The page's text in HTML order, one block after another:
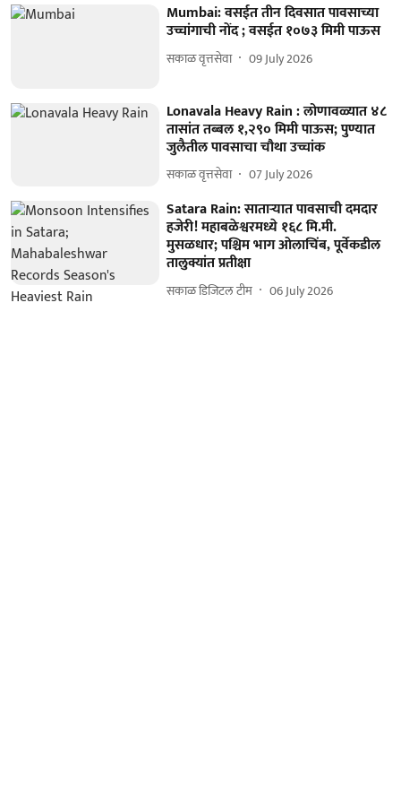
Mumbai: वसईत तीन दिवसात पावसाच्या
उच्चांगाची नोंद ; वसईत १०७३ मिमी पाऊस
सकाळ वृत्तसेवा 09 July 2026
Lonavala Heavy Rain : लोणावळ्यात ४८
तासांत तब्बल १,२९० मिमी पाऊस; पुण्यात
जुलैतील पावसाचा चौथा उच्चांक
सकाळ वृत्तसेवा 07 July 2026
Satara Rain: साताऱ्यात पावसाची दमदार
हजेरी! महाबळेश्वरमध्ये १६८ मि.मी.
मुसळधार; पश्चिम भाग ओलाचिंब, पूर्वेकडील
तालुक्यांत प्रतीक्षा
सकाळ डिजिटल टीम 06 July 2026